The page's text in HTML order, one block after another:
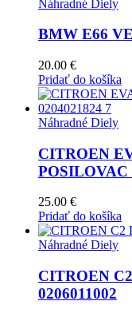
Náhradné Diely
BMW E66
20.00 €
Pridať do košíka
Náhradné Diely
CITROEN
POSILOVAC
25.00 €
Pridať do košíka
Náhradné Diely
CITROEN
0206011002